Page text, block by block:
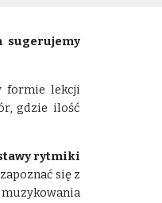
sugerujemy
formie lekcji
gdzie ilość
rytmiki
się z